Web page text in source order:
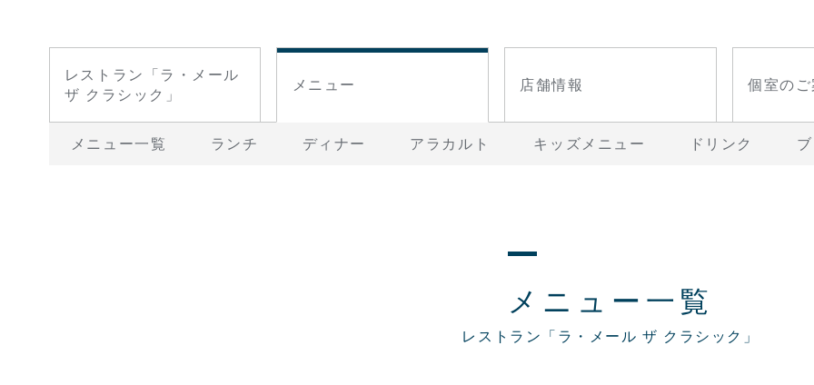
レストラン「ラ・メール
ザ クラシック」
メニュー 店舗情報 個室の
メニュー一覧 ランチ ディナー アラカルト キッズメニュー ドリンク
メニュー一覧
レストラン「ラ・メール ザ クラシック」